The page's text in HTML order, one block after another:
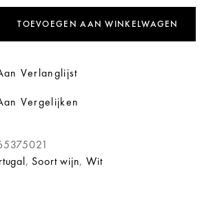
TOEVOEGEN AAN WINKELWAGEN
Verlanglijst
Vergelijken
, Soort wijn,Wit